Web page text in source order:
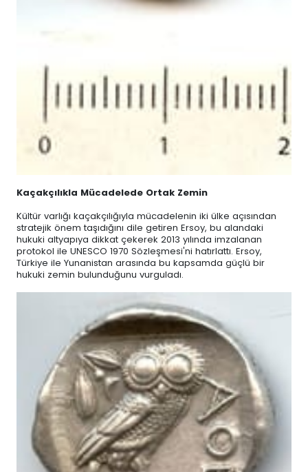
Kaçakçılıkla Mücadelede Ortak Zemin
Kültür varlığı kaçakçılığıyla mücadelenin iki ülke açısından
stratejik önem taşıdığını dile getiren Ersoy, bu alandaki
hukuki altyapıya dikkat çekerek 2013 yılında imzalanan
protokol ile UNESCO 1970 Sözleşmesi'ni hatırlattı. Ersoy,
Türkiye ile Yunanistan arasında bu kapsamda güçlü bir
hukuki zemin bulunduğunu vurguladı.